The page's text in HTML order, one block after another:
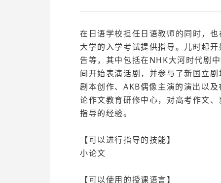
在日语学校担任日语教师的同时，
大学的入学考试提供指导。儿时起
告等，其中包括在NHK大河时代剧
间开始表演话剧，并参与了新国立
剧本创作、AKB偶像主演的演出以
论作文教育研修中心，对高考作文
指导的经验。
【可以进行指导的技能】
小论文
【可以使用的授课语言】